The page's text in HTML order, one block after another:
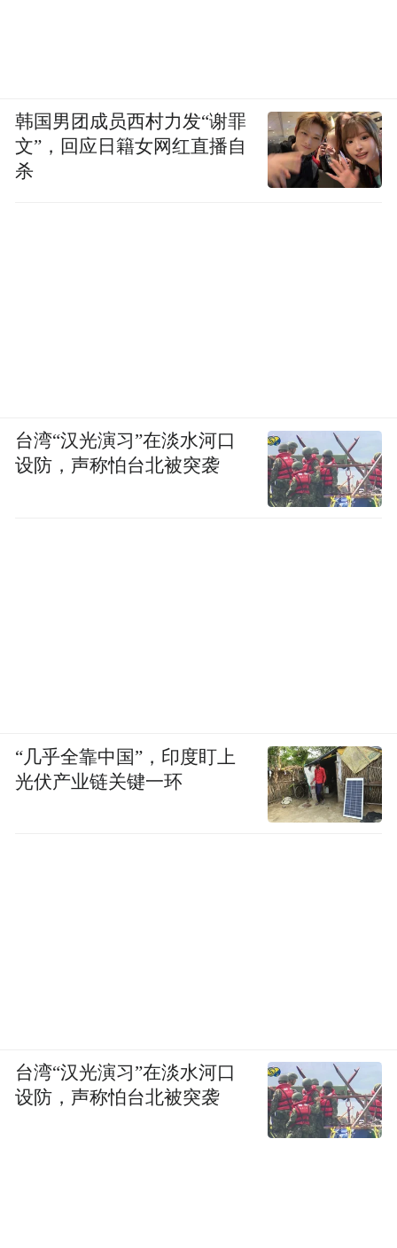
韩国男团成员西村力发“谢罪
文”，回应日籍女网红直播自
杀
台湾“汉光演习”在淡水河口
设防，声称怕台北被突袭
“几乎全靠中国”，印度盯上
光伏产业链关键一环
台湾“汉光演习”在淡水河口
设防，声称怕台北被突袭